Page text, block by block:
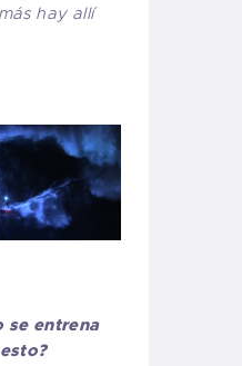
hay allí
se entrena